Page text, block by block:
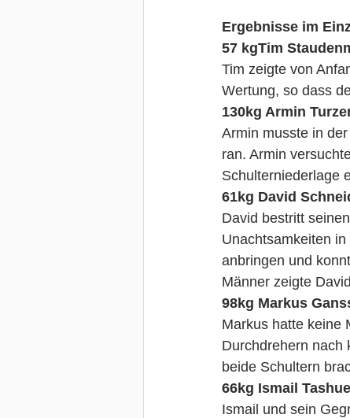
Ergebnisse im
57 kgTim
Tim zeigte von
Wertung, so dass
130kg Armin
Armin musste in
ran. Armin
Schulterniederlage
61kg David
David bestritt
Unachtsamkeiten
anbringen und
Männer zeigte
98kg Markus
Markus hatte keine
Durchdrehern nach
beide Schultern
66kg Ismail
Ismail und sein